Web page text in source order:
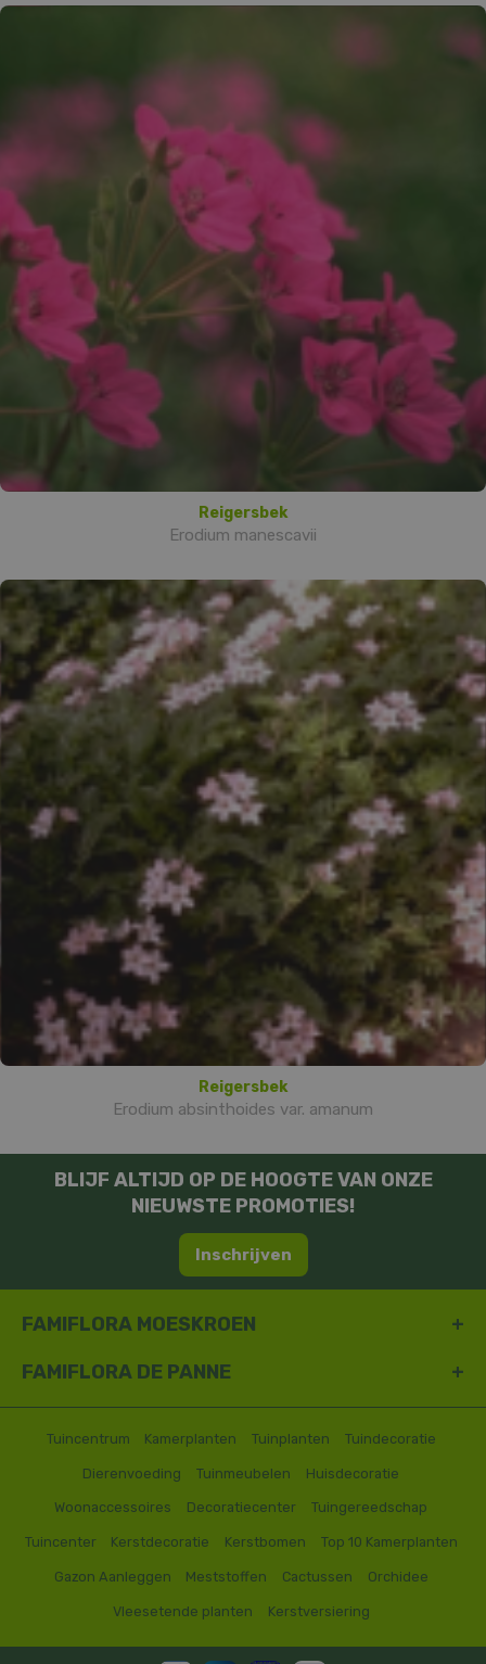
Reigersbek
Erodium manescavii
Reigersbek
Erodium absinthoides var. amanum
BLIJF ALTIJD OP DE HOOGTE VAN ONZE
NIEUWSTE PROMOTIES!
Inschrijven
FAMIFLORA MOESKROEN
FAMIFLORA DE PANNE
Tuincentrum Kamerplanten Tuinplanten Tuindecoratie
Dierenvoeding Tuinmeubelen Huisdecoratie
Woonaccessoires Decoratiecenter Tuingereedschap
Tuincenter Kerstdecoratie Kerstbomen Top 10 Kamerplanten
Gazon Aanleggen Meststoffen Cactussen Orchidee
Vleesetende planten Kerstversiering